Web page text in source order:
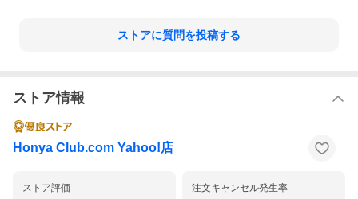
ストアに質問を投稿する
ストア情報
Honya Club.com Yahoo!店
ストア評価 注文キャンセル発生率